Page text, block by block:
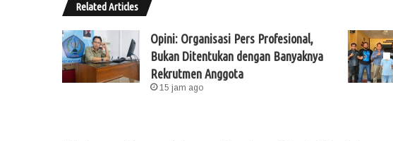
Related Articles
Opini: Organisasi Pers Profesional,
Bukan Ditentukan dengan Banyaknya
Rekrutmen Anggota
15 jam ago